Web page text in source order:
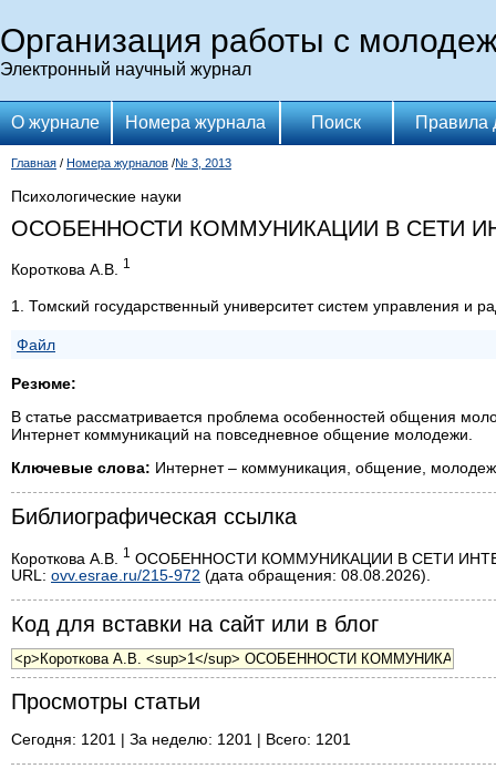
Организация работы с
Электронный научный журнал
О журнале Номера журнала Поиск Правила
Главная / Номера журналов /№ 3, 2013
Психологические науки
ОСОБЕННОСТИ КОММУНИКАЦИИ В СЕТИ
Короткова А.В. 1
1. Томский государственный университет систем управления и
Файл
Резюме:
В статье рассматривается проблема особенностей общения
Интернет коммуникаций на повседневное общение молодежи.
Ключевые слова: Интернет – коммуникация, общение,
Библиографическая ссылка
Короткова А.В. 1 ОСОБЕННОСТИ КОММУНИКАЦИИ В СЕТИ
URL: ovv.esrae.ru/215-972 (дата обращения: 08.08.2026).
Код для вставки на сайт или в блог
Просмотры статьи
Сегодня: 1201 | За неделю: 1201 | Всего: 1201